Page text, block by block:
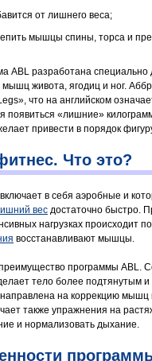
от лишнего веса;
мышцы спины, торса и
ABL разработана
мышц живота, ягодиц и ног.
что на английском
появиться «лишние»
привести в порядок
Что это?
в себя аэробные и
вес достаточно быстро.
нагрузках происходит
восстанавливают мышцы.
программы ABL.
тело более подтянутым
на коррекцию мышц
также упражнения на
и нормализовать дыхание.